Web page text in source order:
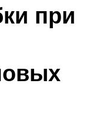
при